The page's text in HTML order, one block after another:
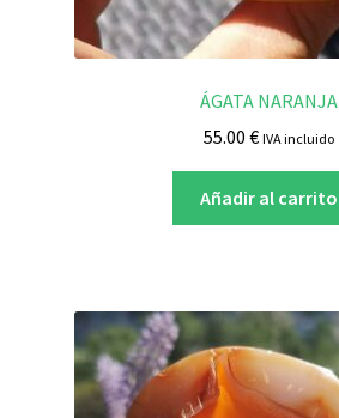
ÁGATA NARANJA
55.00 € IVA incluido
Añadir al carrito